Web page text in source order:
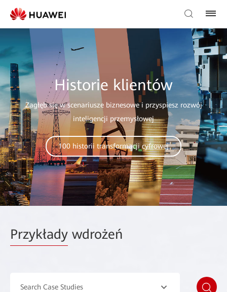
Historie klientów
Zagłęb się w scenariusze biznesowe i przyspiesz rozwój
inteligencji przemysłowej
100 historii transformacji cyfrowej
Przykłady wdrożeń
Search Case Studies